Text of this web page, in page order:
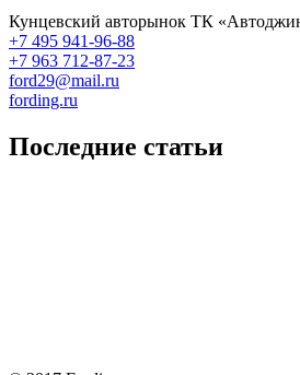
Кунцевский авторынок ТК
+7 495 941-96-88
+7 963 712-87-23
ford29@mail.ru
fording.ru
Последние статьи